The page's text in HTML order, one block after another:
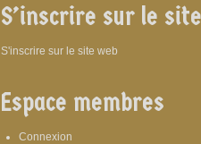
S’inscrire sur le
S'inscrire sur le site web
Espace membres
Connexion